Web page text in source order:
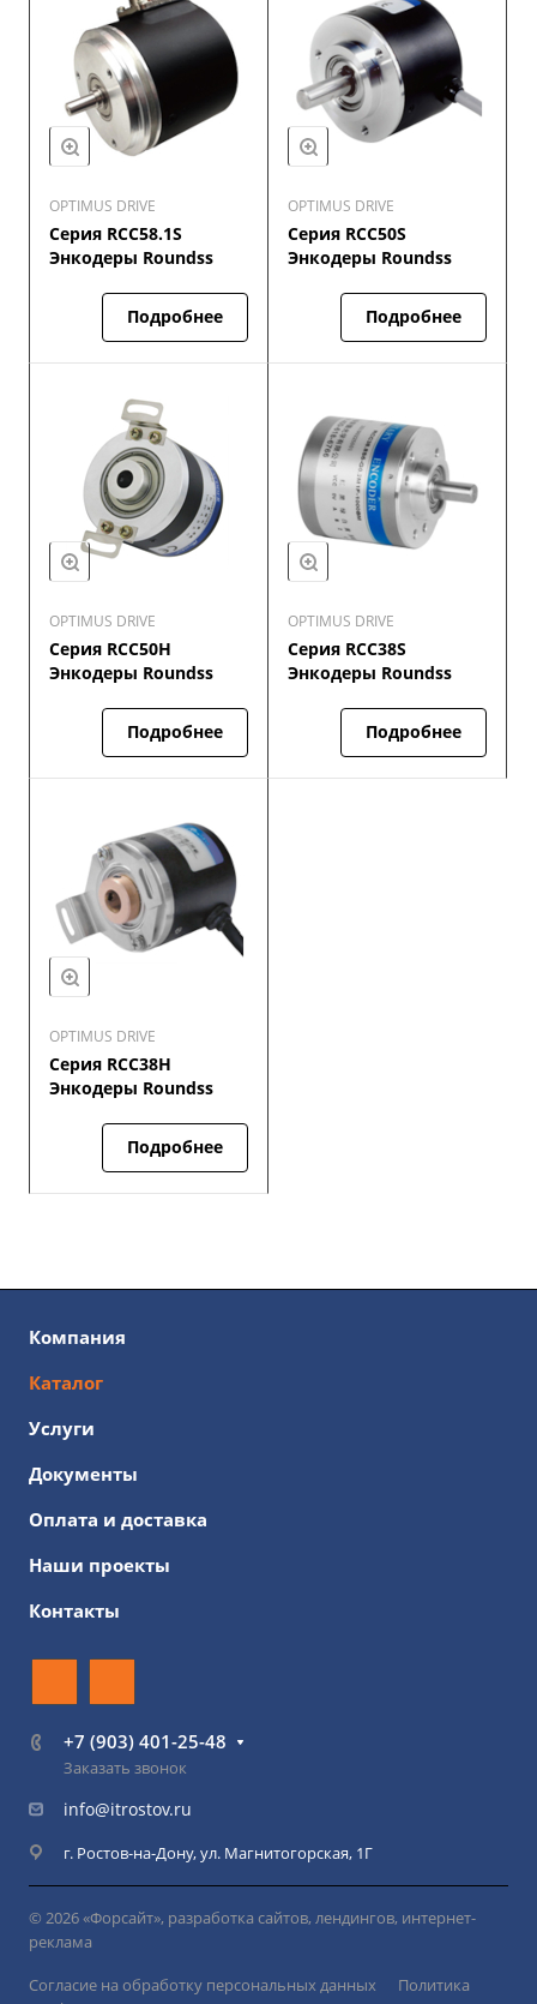
OPTIMUS DRIVE
Серия RCC58.1S
Энкодеры Roundss
Подробнее
OPTIMUS DRIVE
Серия RCC50S
Энкодеры Roundss
Подробнее
OPTIMUS DRIVE
Серия RCC50H
Энкодеры Roundss
Подробнее
OPTIMUS DRIVE
Серия RCC38S
Энкодеры Roundss
Подробнее
OPTIMUS DRIVE
Серия RCC38H
Энкодеры Roundss
Подробнее
Компания
Каталог
Услуги
Документы
Оплата и доставка
Наши проекты
Контакты
+7 (903) 401-25-48
Заказать звонок
info@itrostov.ru
г. Ростов-на-Дону, ул. Магнитогорская, 1Г
© 2026 «Форсайт», разработка сайтов, лендингов, интернет-
реклама
Согласие на обработку персональных данных
Политика